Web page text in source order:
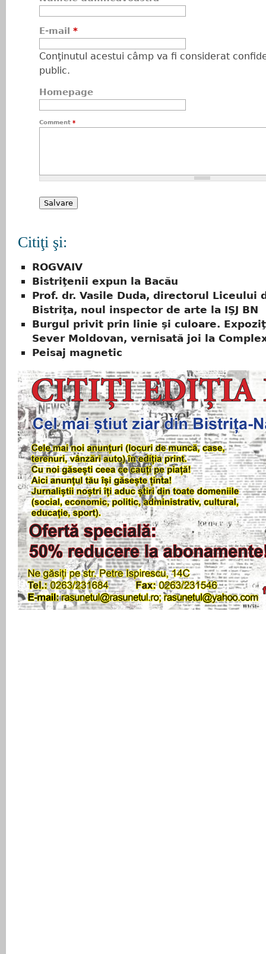
E-mail *
Conţinutul acestui câmp va fi considerat
public.
Homepage
Comment *
Citiţi şi:
ROGVAIV
Bistriţenii expun la Bacău
Prof. dr. Vasile Duda, directorul Liceului
Bistriţa, noul inspector de arte la IŞJ BN
Burgul privit prin linie şi culoare.
Sever Moldovan, vernisată joi la
Peisaj magnetic